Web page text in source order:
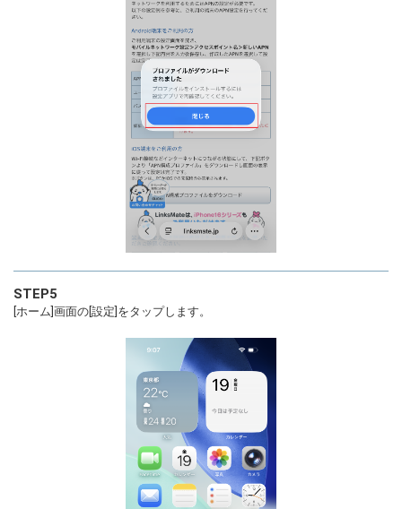
STEP5
[ホーム]画面の[設定]をタップします。